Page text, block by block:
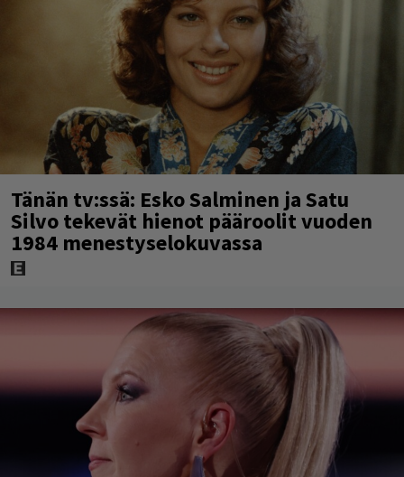
Tänän tv:ssä: Esko Salminen ja Satu
Silvo tekevät hienot pääroolit vuoden
1984 menestyselokuvassa